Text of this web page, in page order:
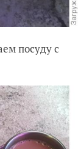
посуду с